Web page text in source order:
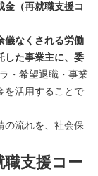
金（再就職支援コ
儀なくされる労働
した事業主に、委
・希望退職・事業
を活用することで
の流れを、社会保
職支援コー